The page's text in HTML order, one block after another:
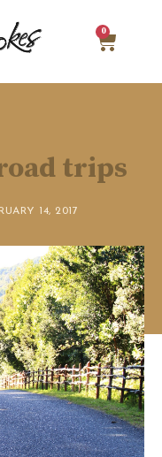
0
trips
14, 2017